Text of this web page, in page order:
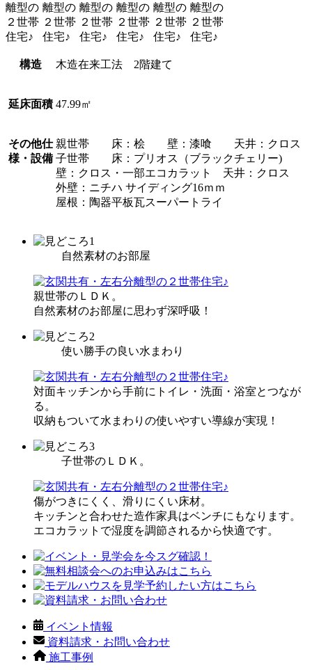
構造 木造在来工法 2階建て
延床面積 47.99㎡
その他仕
様・設備
親世帯 床：桧 壁：漆喰 天井：クロス
子世帯 床：プリオス（ブラックチェリー)
壁：クロス・一部エコカラット 天井：クロス
外壁：ニチハ サイディング16ｍｍ
屋根：陶器平板瓦スーパートライ
自然素材のお部屋
親世帯のＬＤＫ。
自然素材のお部屋に思わず深呼吸！
使い勝手の良い水まわり
対面キッチンから手前にトイレ・洗面・浴室とつなが
る。
収納もついて水まわりの使いやすい導線が実現！
子世帯のＬＤＫ。
傷がつきにくく、滑りにくい床材。
キッチンと合わせた造作家具はベンチにもなります。
エコカラットで湿度を調節されるから快適です。
イベント情報
資料請求・お問い合わせ
施工事例